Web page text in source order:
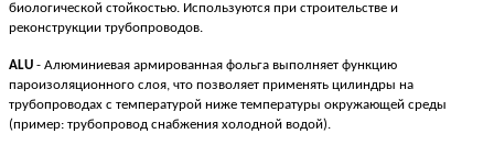
биологической стойкостью. Используются при строительстве и
реконструкции трубопроводов.
ALU - Алюминиевая армированная фольга выполняет функцию
пароизоляционного слоя, что позволяет применять цилиндры на
трубопроводах с температурой ниже температуры окружающей среды
(пример: трубопровод снабжения холодной водой).